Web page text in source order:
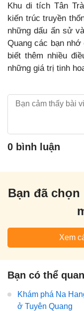
Khu di tích Tân
kiến trúc truyền
những dấu ấn sử
Quang các bạn
biết thêm nhiều
những giá trị tinh
0 bình luận
Bạn đã
Xem
Bạn có thể
Khám phá Na
ở Tuyên Quang